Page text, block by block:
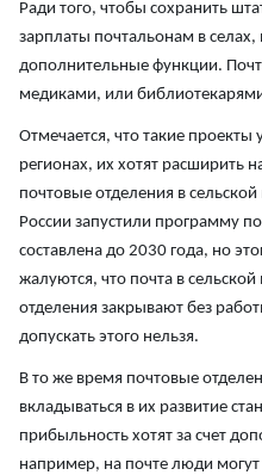
Ради того, чтобы сохранить
зарплаты почтальонам в селах,
дополнительные функции.
медиками, или
Отмечается, что такие проекты
регионах, их хотят расширить
почтовые отделения в
России запустили программу
составлена до 2030 года, но
жалуются, что почта в
отделения закрывают без
допускать этого нельзя.
В то же время почтовые
вкладываться в их развитие
прибыльность хотят за счет
например, на почте люди